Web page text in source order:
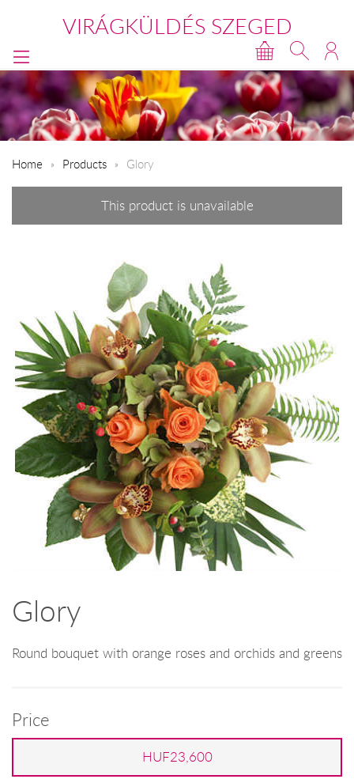
VIRÁGKÜLDÉS SZEGED
Home Products Glory
This product is unavailable
Glory
Round bouquet with orange roses and orchids and greens
Price
HUF23,600